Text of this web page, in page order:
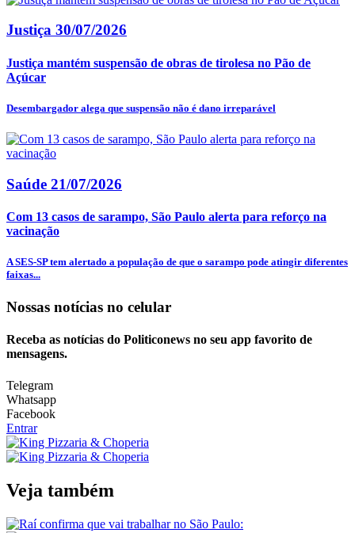
Justiça 30/07/2026
Justiça mantém suspensão de obras de tirolesa no Pão de
Açúcar
Desembargador alega que suspensão não é dano irreparável
Saúde 21/07/2026
Com 13 casos de sarampo, São Paulo alerta para reforço na
vacinação
A SES-SP tem alertado a população de que o sarampo pode atingir diferentes
faixas...
Nossas notícias no celular
Receba as notícias do Politiconews no seu app favorito de
mensagens.
Telegram
Whatsapp
Facebook
Entrar
Veja também